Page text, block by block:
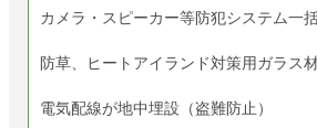
カメラ・スピーカー等防犯システム一
防草、ヒートアイランド対策用ガラス
電気配線が地中埋設（盗難防止）